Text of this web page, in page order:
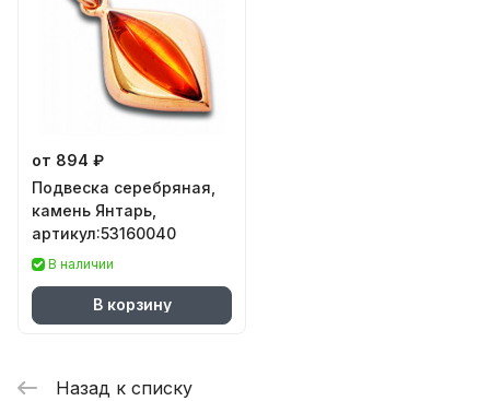
от 894 ₽
Подвеска серебряная,
камень Янтарь,
артикул:53160040
В наличии
В корзину
Назад к списку